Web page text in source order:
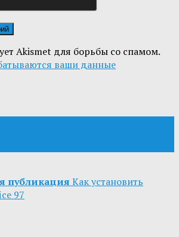
Akismet для борьбы со спамом.
ваши данные
публикация Как установить
97